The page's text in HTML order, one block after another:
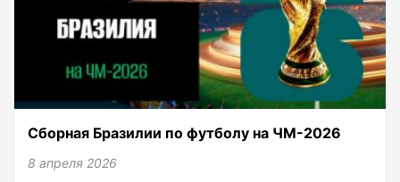
Сборная Бразилии по футболу на ЧМ-2026
8 апреля 2026